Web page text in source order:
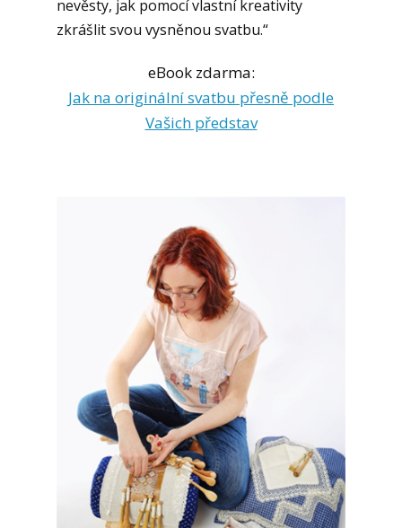
nevěsty, jak pomocí vlastní kreativity
zkrášlit svou vysněnou svatbu.“
eBook zdarma:
Jak na originální svatbu přesně podle
Vašich představ